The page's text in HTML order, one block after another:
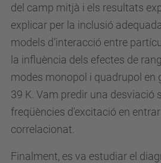
del camp mitjà i els resultats
explicar per la inclusió
models d’interacció entre
la influència dels efectes de
modes monopol i quadrupol en
39 K. Vam predir una desviació
freqüències d'excitació en
correlacionat.
Finalment, es va estudiar el